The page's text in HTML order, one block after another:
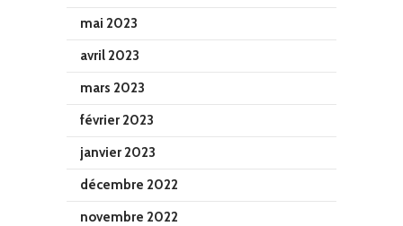
mai 2023
avril 2023
mars 2023
février 2023
janvier 2023
décembre 2022
novembre 2022